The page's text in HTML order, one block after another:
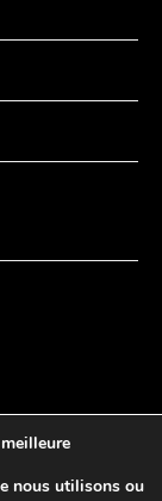
nous utilisons ou